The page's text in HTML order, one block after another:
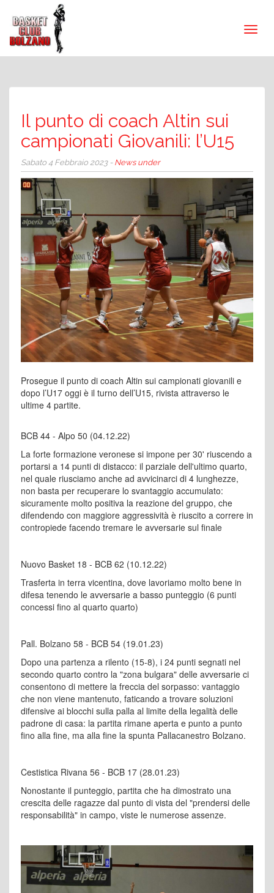
Il punto di coach Altin sui
campionati Giovanili: l’U15
Sabato 4 Febbraio 2023 - News under
Prosegue il punto di coach Altin sui campionati giovanili e
dopo l’U17 oggi è il turno dell’U15, rivista attraverso le
ultime 4 partite.
BCB 44 - Alpo 50 (04.12.22)
La forte formazione veronese si impone per 30' riuscendo a
portarsi a 14 punti di distacco: il parziale dell'ultimo quarto,
nel quale riusciamo anche ad avvicinarci di 4 lunghezze,
non basta per recuperare lo svantaggio accumulato:
sicuramente molto positiva la reazione del gruppo, che
difendendo con maggiore aggressività è riuscito a correre in
contropiede facendo tremare le avversarie sul finale
Nuovo Basket 18 - BCB 62 (10.12.22)
Trasferta in terra vicentina, dove lavoriamo molto bene in
difesa tenendo le avversarie a basso punteggio (6 punti
concessi fino al quarto quarto)
Pall. Bolzano 58 - BCB 54 (19.01.23)
Dopo una partenza a rilento (15-8), i 24 punti segnati nel
secondo quarto contro la "zona bulgara" delle avversarie ci
consentono di mettere la freccia del sorpasso: vantaggio
che non viene mantenuto, faticando a trovare soluzioni
difensive ai blocchi sulla palla al limite della legalità delle
padrone di casa: la partita rimane aperta e punto a punto
fino alla fine, ma alla fine la spunta Pallacanestro Bolzano.
Cestistica Rivana 56 - BCB 17 (28.01.23)
Nonostante il punteggio, partita che ha dimostrato una
crescita delle ragazze dal punto di vista del "prendersi delle
responsabilità" in campo, viste le numerose assenze.